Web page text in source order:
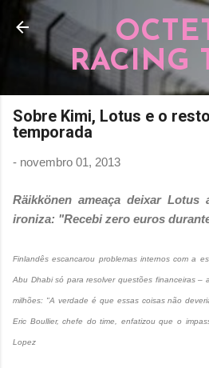
Pular para o
RACING
Sobre Kimi, Lotus e o
temporada
- novembro 01, 2013
Räikkönen ameaça deixar
ironiza: "Recebi zero euros
Finlandês escancarou problemas internos com a
Abu Dhabi só para resolver questões financeiras –
milhões: "A verdade é que essas coisas não
Eric Boullier, chefe do time, enfatizou que o
Lopez